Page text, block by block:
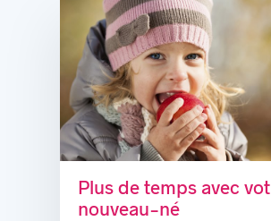
Plus de temps avec
nouveau-né